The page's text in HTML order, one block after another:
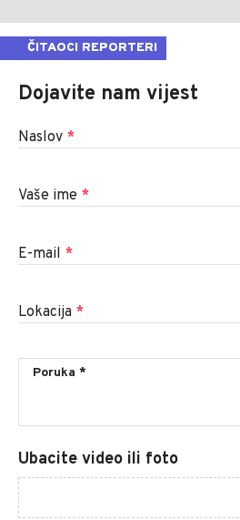
ČITAOCI REPORTERI
Dojavite nam vijest
Naslov *
Vaše ime *
E-mail *
Lokacija *
Ubacite video ili foto